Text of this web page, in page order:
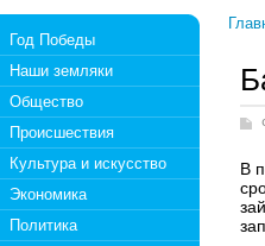
Год Победы
Наши земляки
Общество
Происшествия
Культура и искусство
Экономика
Политика
В